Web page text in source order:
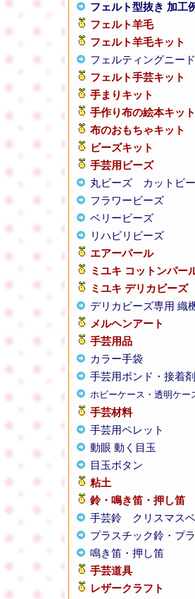
フェルト型抜き 加工
フェルト羊毛
フェルト羊毛キット
フェルティングニー
フェルト手芸キット
手まりキット
手作り布の絵本キット
布のおもちゃキット
ビーズキット
手芸用ビーズ
丸ビーズ
カットビ
フラワービーズ
ベリービーズ
リハビリビーズ
エアーパール
ミユキ コットンパー
ミユキ デリカビーズ
デリカビーズ専用 織
メルヘンアート
手芸用品
カラー手袋
手芸用ボンド・接着剤
ホビーケース・透明ケー
手芸材料
手芸用ペレット
動眼 動く目玉
目玉ボタン
粘土
鈴・鳴き笛・押し笛
手芸鈴
クリスマス
プラスチック鈴・プ
鳴き笛・押し笛
手芸道具
レザークラフト